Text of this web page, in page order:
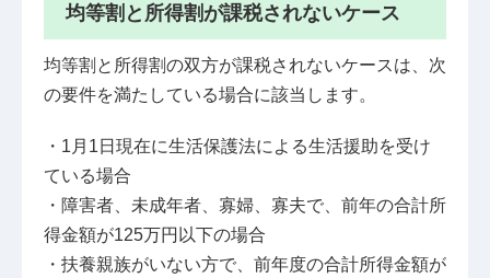
均等割と所得割が課税されないケース
均等割と所得割の双方が課税されないケースは、次
の要件を満たしている場合に該当します。
・1月1日現在に生活保護法による生活援助を受け
ている場合
・障害者、未成年者、寡婦、寡夫で、前年の合計所
得金額が125万円以下の場合
・扶養親族がいない方で、前年度の合計所得金額が